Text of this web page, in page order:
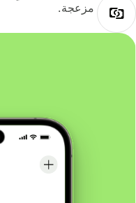
مزعجة.